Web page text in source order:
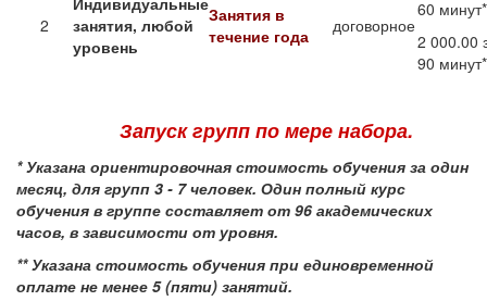
2
занятия, любой
уровень
Занятия в
течение года
договорное
60
2 000.00
90
Запуск групп по мере набора.
*Указана ориентировочная стоимость обучения за один
месяц, для групп 3 - 7 человек. Один полный курс
обучения в группе составляет от 96 академических
часов, в зависимости от уровня.
** Указана стоимость обучения при единовременной
оплате не менее 5 (пяти) занятий.